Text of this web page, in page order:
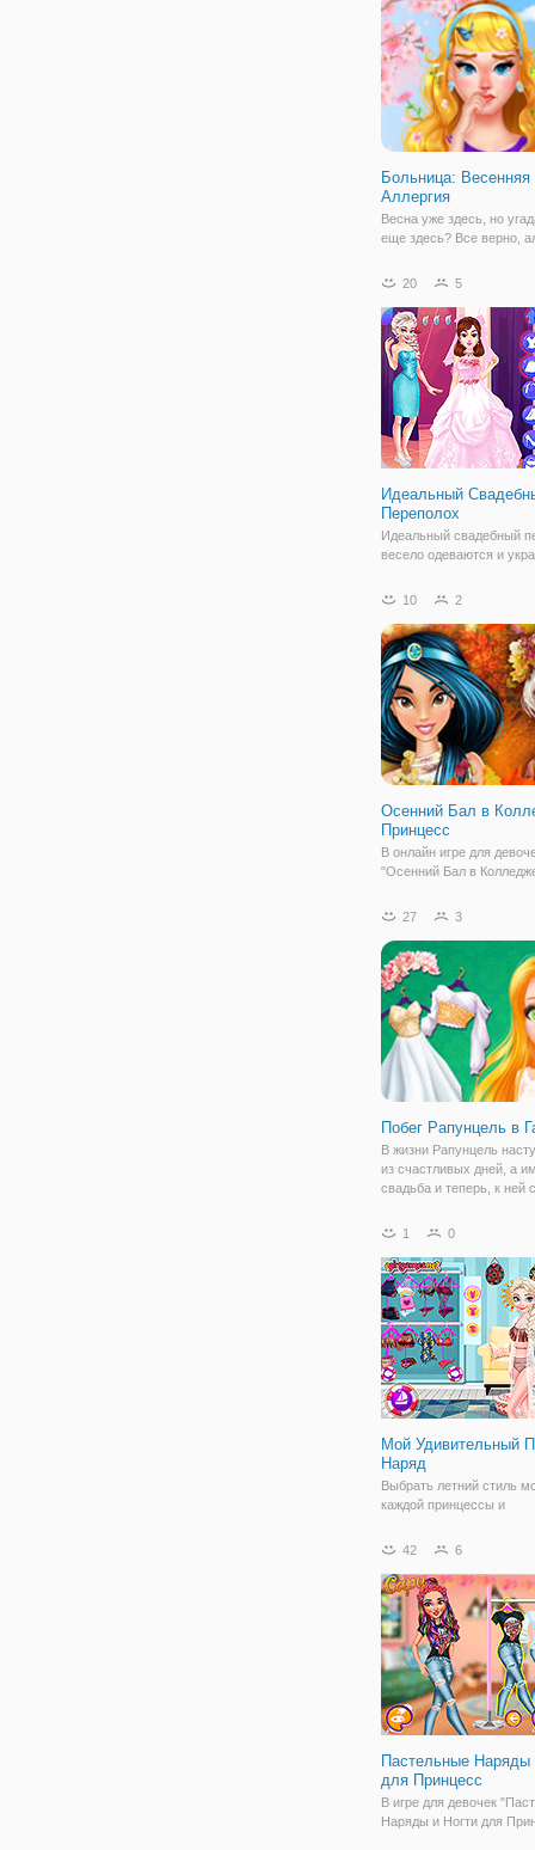
игровому
Больница: Весенняя
Аллергия
Весна уже здесь, но
еще здесь? Все верно,
ужасно. Ей нужно
день. Отправляйтесь в
чтобы вылечить нашу
20 5
Идеальный
Переполох
Идеальный свадебный
весело одеваются и
готовились к свадьбе,
Вы можете увидеть
чтобы нарядить и
чтобы
10 2
Осенний Бал в
Принцесс
В онлайн игре для
"Осенний Бал в
наступил важный день.
девушкам нужно
стильные наряды. Ведь
особенный день каждой
27 3
Побег Рапунцель в
В жизни Рапунцель
из счастливых дней, а
свадьба и теперь, к ней
проделать большую
за помощью, ведь вы
сможете
1 0
Мой Удивительный
Наряд
Выбрать летний стиль
каждой принцессы и
удивительный пляжный
42 6
Пастельные Наряды
для Принцесс
В игре для девочек
Наряды и Ногти для